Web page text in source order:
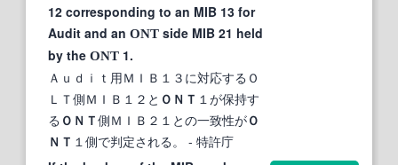
12 corresponding to an MIB 13 for
Audit and an ONT side MIB 21 held
by the ONT 1.
Ａｕｄｉｔ用ＭＩＢ１３に対応するＯ
ＬＴ側ＭＩＢ１２と ＯＮＴ １が保持す
る ＯＮＴ側ＭＩＢ２１との一致性がＯ
ＮＴ １側で判定される。 - 特許庁